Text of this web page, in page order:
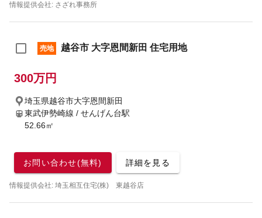
情報提供会社: さざれ事務所
売地 越谷市 大字恩間新田 住宅用地
300万円
埼玉県越谷市大字恩間新田
東武伊勢崎線 / せんげん台駅
52.66㎡
お問い合わせ(無料) 詳細を見る
情報提供会社: 埼玉相互住宅(株) 東越谷店